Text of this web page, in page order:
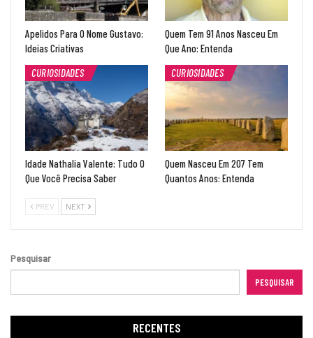
Apelidos Para O Nome Gustavo:
Ideias Criativas
Quem Tem 91 Anos Nasceu Em
Que Ano: Entenda
CURIOSIDADES
Idade Nathalia Valente: Tudo O
Que Você Precisa Saber
CURIOSIDADES
Quem Nasceu Em 207 Tem
Quantos Anos: Entenda
PREV NEXT
Pesquisar
PESQUISAR
RECENTES